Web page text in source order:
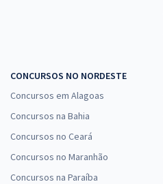
CONCURSOS NO NORDESTE
Concursos em Alagoas
Concursos na Bahia
Concursos no Ceará
Concursos no Maranhão
Concursos na Paraíba